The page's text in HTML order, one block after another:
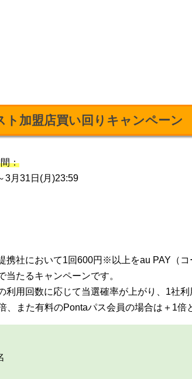
ト加盟店買い回りキャンペーン
：
3月31日(月)23:59
携社において1回600円※以上をau PAY（
当たるキャンペーンです。
利用回数に応じて当選確率が上がり、1社
、また有料のPontaパス会員の場合は＋1倍